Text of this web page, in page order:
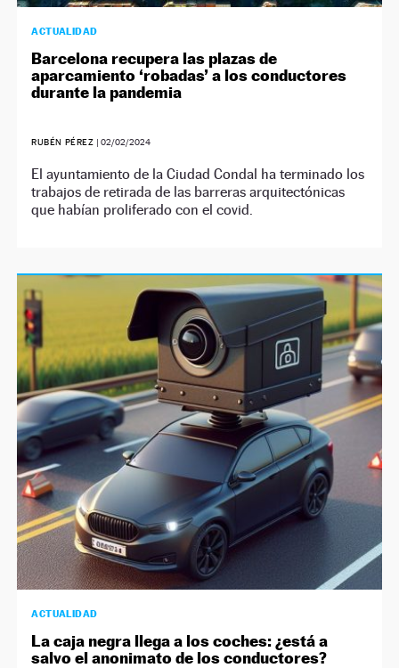
ACTUALIDAD
Barcelona recupera las plazas de
aparcamiento ‘robadas’ a los conductores
durante la pandemia
RUBÉN PÉREZ |02/02/2024
El ayuntamiento de la Ciudad Condal ha terminado los
trabajos de retirada de las barreras arquitectónicas
que habían proliferado con el covid.
ACTUALIDAD
La caja negra llega a los coches: ¿está a
salvo el anonimato de los conductores?